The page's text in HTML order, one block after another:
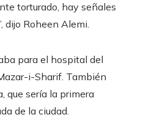
torturado, hay señales
dijo Roheen Alemi.
para el hospital del
i-Sharif. También
que sería la primera
de la ciudad.